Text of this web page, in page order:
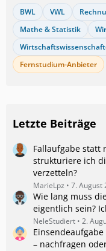
BWL VWL
Mathe & Statistik
Fernstudium-Anbieter
Letzte Beiträge
Fallaufgabe statt
strukturiere ich
verzetteln?
MarieLpz 7. August
Wie lang muss
eigentlich sein?
NeleStudiert 2.
– nachfragen